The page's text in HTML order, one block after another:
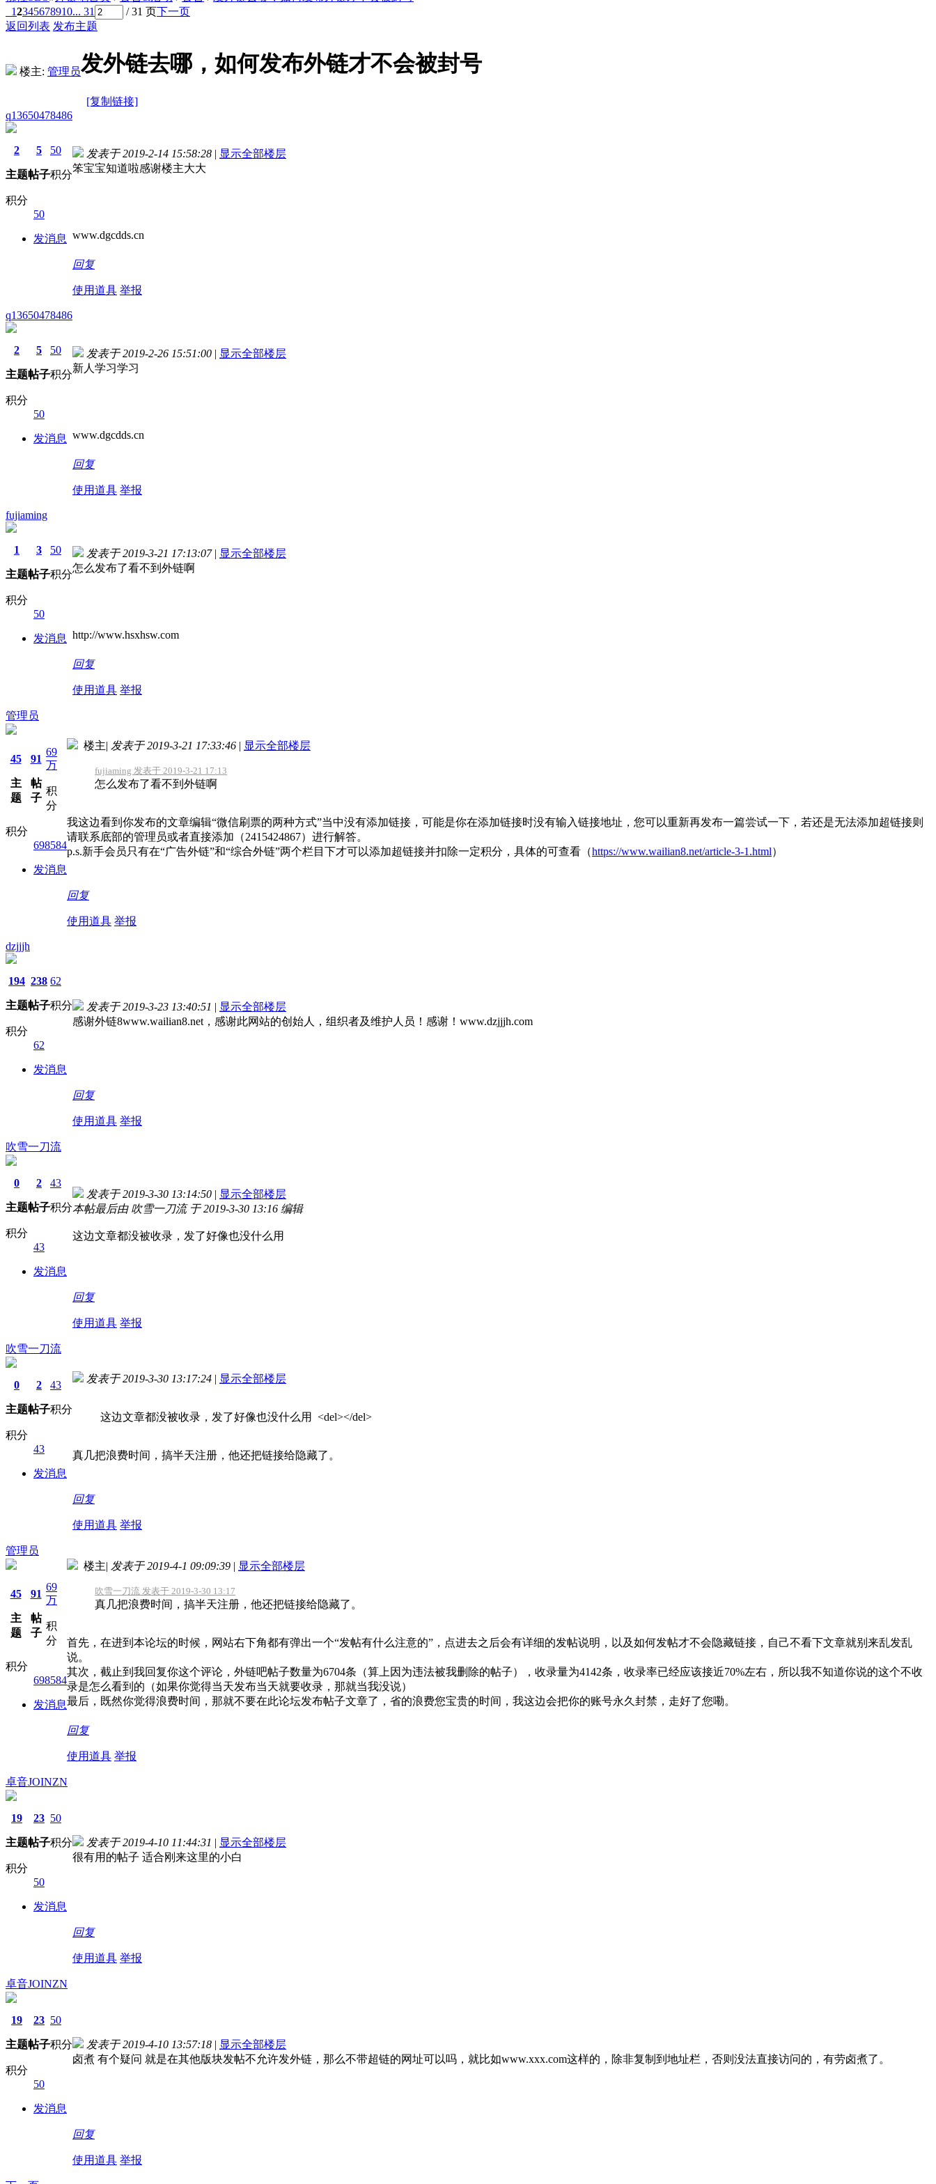
12345678910... 31 / 31 页下一页
返回列表 发布主题
楼主: 管理员发外链去哪，如何发布外链才不会被封号
[复制链接]
q13650478486
2
主题
5
帖子
50
积分
积分
50
发消息
发表于 2019-2-14 15:58:28 | 显示全部楼层
笨宝宝知道啦感谢楼主大大
www.dgcdds.cn
回复
使用道具 举报
q13650478486
2
主题
5
帖子
50
积分
积分
50
发消息
发表于 2019-2-26 15:51:00 | 显示全部楼层
新人学习学习
www.dgcdds.cn
回复
使用道具 举报
fujiaming
1
主题
3
帖子
50
积分
积分
50
发消息
发表于 2019-3-21 17:13:07 | 显示全部楼层
怎么发布了看不到外链啊
http://www.hsxhsw.com
回复
使用道具 举报
管理员
45
主
题
91
帖
子
69
万
积
分
积分
698584
发消息
楼主| 发表于 2019-3-21 17:33:46 | 显示全部楼层
fujiaming 发表于 2019-3-21 17:13
怎么发布了看不到外链啊
我这边看到你发布的文章编辑“微信刷票的两种方式”当中没有添加链接，可能是你在添加链接时没有输入链接地址，您可以重新再发布一篇尝试一下，若还是无法添加超链接则
请联系底部的管理员或者直接添加（2415424867）进行解答。
p.s.新手会员只有在“广告外链”和“综合外链”两个栏目下才可以添加超链接并扣除一定积分，具体的可查看（https://www.wailian8.net/article-3-1.html）
回复
使用道具 举报
dzjjjh
194
主题
238
帖子
62
积分
积分
62
发消息
发表于 2019-3-23 13:40:51 | 显示全部楼层
感谢外链8www.wailian8.net，感谢此网站的创始人，组织者及维护人员！感谢！www.dzjjjh.com
回复
使用道具 举报
吹雪一刀流
0
主题
2
帖子
43
积分
积分
43
发消息
发表于 2019-3-30 13:14:50 | 显示全部楼层
本帖最后由 吹雪一刀流 于 2019-3-30 13:16 编辑
这边文章都没被收录，发了好像也没什么用
回复
使用道具 举报
吹雪一刀流
0
主题
2
帖子
43
积分
积分
43
发消息
发表于 2019-3-30 13:17:24 | 显示全部楼层
这边文章都没被收录，发了好像也没什么用 <del></del>
真几把浪费时间，搞半天注册，他还把链接给隐藏了。
回复
使用道具 举报
管理员
45
主
题
91
帖
子
69
万
积
分
积分
698584
发消息
楼主| 发表于 2019-4-1 09:09:39 | 显示全部楼层
吹雪一刀流 发表于 2019-3-30 13:17
真几把浪费时间，搞半天注册，他还把链接给隐藏了。
首先，在进到本论坛的时候，网站右下角都有弹出一个“发帖有什么注意的”，点进去之后会有详细的发帖说明，以及如何发帖才不会隐藏链接，自己不看下文章就别来乱发乱
说。
其次，截止到我回复你这个评论，外链吧帖子数量为6704条（算上因为违法被我删除的帖子），收录量为4142条，收录率已经应该接近70%左右，所以我不知道你说的这个不收
录是怎么看到的（如果你觉得当天发布当天就要收录，那就当我没说）
最后，既然你觉得浪费时间，那就不要在此论坛发布帖子文章了，省的浪费您宝贵的时间，我这边会把你的账号永久封禁，走好了您嘞。
回复
使用道具 举报
卓音JOINZN
19
主题
23
帖子
50
积分
积分
50
发消息
发表于 2019-4-10 11:44:31 | 显示全部楼层
很有用的帖子 适合刚来这里的小白
回复
使用道具 举报
卓音JOINZN
19
主题
23
帖子
50
积分
积分
50
发消息
发表于 2019-4-10 13:57:18 | 显示全部楼层
卤煮 有个疑问 就是在其他版块发帖不允许发外链，那么不带超链的网址可以吗，就比如www.xxx.com这样的，除非复制到地址栏，否则没法直接访问的，有劳卤煮了。
回复
使用道具 举报